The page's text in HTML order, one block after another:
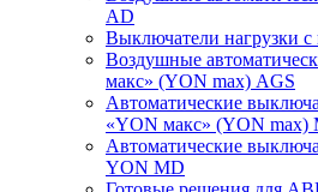
AD
Выключатели нагрузки с
Воздушные
макс» (YON max) AGS
Автоматические
«YON макс» (YON max)
Автоматические
YON MD